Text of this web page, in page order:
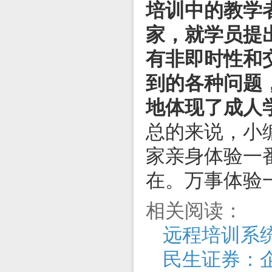
培训中的教学
家，就学员提
有非即时性和
到的各种问题
地体现了成人
总的来说，小
家亲身体验一
在。万事体验
相关阅读：
远程培训系
民生证券：